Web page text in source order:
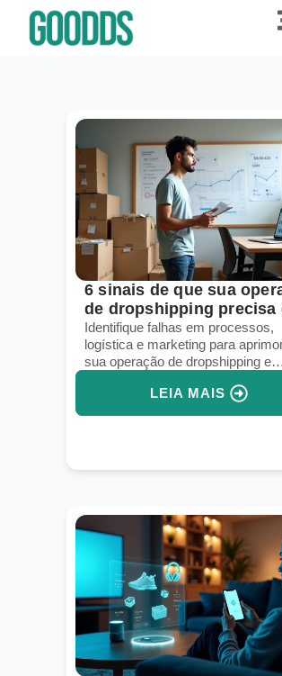
6 sinais de que sua
de dropshipping precisa
um upgrade
Identifique falhas em processos,
logística e marketing para
sua operação de dropshipping e
LEIA MAIS